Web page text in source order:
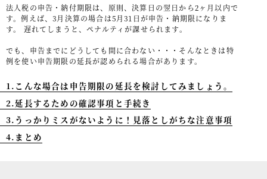
事例紹介
セミナー情報
HAGレポート
採用情報
税理士変更をお考えの方
法人税の申告・納付期限は、原則、決算日の翌日から2ヶ月以内で
す。例えば、3月決算の場合は5月31日が申告・納期限になりま
す。 遅れてしまうと、ペナルティが課せられます。
でも、申告までにどうしても間に合わない・・・そんなときは特
例を使い申告期限の延長が認められる場合があります。
1.こんな場合は申告期限の延長を検討してみましょう。
2.延長するための確認事項と手続き
3.うっかりミスがないように！見落としがちな注意事項
4.まとめ